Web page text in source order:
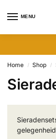
MENU
Home / Shop /
gelegenheid